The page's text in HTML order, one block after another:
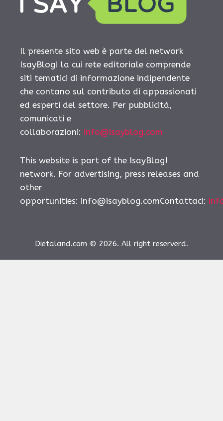
Il presente sito web è parte del network
IsayBlog! la cui rete editoriale comprende
siti tematici di informazione indipendente
che contano sul contributo di appassionati
ed esperti del settore. Per pubblicità,
comunicati e
collaborazioni: info@isayblog.com
This website is part of the IsayBlog!
network. For advertising, press releases and
other
opportunities: info@isayblog.comContattaci:
Dietaland.com © 2026. All right reserverd.